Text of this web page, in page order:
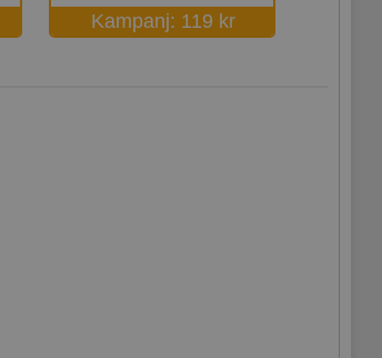
Kampanj: 119 kr